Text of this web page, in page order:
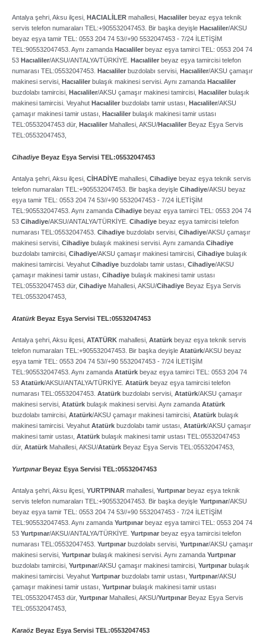
Antalya şehri, Aksu ilçesi, HACIALİLER mahallesi, Hacıaliler beyaz eşya teknik
servis telefon numaraları TEL:+905532047453. Bir başka deyişle Hacıaliler/AKSU
beyaz eşya tamir TEL: 0553 204 74 53//+90 5532047453 ­- 7/24 İLETİŞİM
TEL:905532047453. Aynı zamanda Hacıaliler beyaz eşya tamirci TEL: 0553 204 74
53 Hacıaliler/AKSU/ANTALYA/TÜRKİYE. Hacıaliler beyaz eşya tamircisi telefon
numarası TEL:05532047453. Hacıaliler buzdolabı servisi, Hacıaliler/AKSU çamaşır
makinesi servisi, Hacıaliler bulaşık makinesi servisi. Aynı zamanda Hacıaliler
buzdolabı tamircisi, Hacıaliler/AKSU çamaşır makinesi tamircisi, Hacıaliler bulaşık
makinesi tamircisi. Veyahut Hacıaliler buzdolabı tamir ustası, Hacıaliler/AKSU
çamaşır makinesi tamir ustası, Hacıaliler bulaşık makinesi tamir ustası
TEL:05532047453 dür, Hacıaliler Mahallesi, AKSU/Hacıaliler Beyaz Eşya Servis
TEL:05532047453,
Cihadiye Beyaz Eşya Servisi TEL:05532047453
Antalya şehri, Aksu ilçesi, CİHADİYE mahallesi, Cihadiye beyaz eşya teknik servis
telefon numaraları TEL:+905532047453. Bir başka deyişle Cihadiye/AKSU beyaz
eşya tamir TEL: 0553 204 74 53//+90 5532047453 ­- 7/24 İLETİŞİM
TEL:905532047453. Aynı zamanda Cihadiye beyaz eşya tamirci TEL: 0553 204 74
53 Cihadiye/AKSU/ANTALYA/TÜRKİYE. Cihadiye beyaz eşya tamircisi telefon
numarası TEL:05532047453. Cihadiye buzdolabı servisi, Cihadiye/AKSU çamaşır
makinesi servisi, Cihadiye bulaşık makinesi servisi. Aynı zamanda Cihadiye
buzdolabı tamircisi, Cihadiye/AKSU çamaşır makinesi tamircisi, Cihadiye bulaşık
makinesi tamircisi. Veyahut Cihadiye buzdolabı tamir ustası, Cihadiye/AKSU
çamaşır makinesi tamir ustası, Cihadiye bulaşık makinesi tamir ustası
TEL:05532047453 dür, Cihadiye Mahallesi, AKSU/Cihadiye Beyaz Eşya Servis
TEL:05532047453,
AtatürkBeyaz Eşya Servisi TEL:05532047453
Antalya şehri, Aksu ilçesi, ATATÜRK mahallesi, Atatürk beyaz eşya teknik servis
telefon numaraları TEL:+905532047453. Bir başka deyişle Atatürk/AKSU beyaz
eşya tamir TEL: 0553 204 74 53//+90 5532047453 ­- 7/24 İLETİŞİM
TEL:905532047453. Aynı zamanda Atatürk beyaz eşya tamirci TEL: 0553 204 74
53 Atatürk/AKSU/ANTALYA/TÜRKİYE. Atatürk beyaz eşya tamircisi telefon
numarası TEL:05532047453. Atatürk buzdolabı servisi, Atatürk/AKSU çamaşır
makinesi servisi, Atatürk bulaşık makinesi servisi. Aynı zamanda Atatürk
buzdolabı tamircisi, Atatürk/AKSU çamaşır makinesi tamircisi, Atatürk bulaşık
makinesi tamircisi. Veyahut Atatürk buzdolabı tamir ustası, Atatürk/AKSU çamaşır
makinesi tamir ustası, Atatürk bulaşık makinesi tamir ustası TEL:05532047453
dür, Atatürk Mahallesi, AKSU/Atatürk Beyaz Eşya Servis TEL:05532047453,
YurtpınarBeyaz Eşya Servisi TEL:05532047453
Antalya şehri, Aksu ilçesi, YURTPINAR mahallesi, Yurtpınar beyaz eşya teknik
servis telefon numaraları TEL:+905532047453. Bir başka deyişle Yurtpınar/AKSU
beyaz eşya tamir TEL: 0553 204 74 53//+90 5532047453 ­- 7/24 İLETİŞİM
TEL:905532047453. Aynı zamanda Yurtpınar beyaz eşya tamirci TEL: 0553 204 74
53 Yurtpınar/AKSU/ANTALYA/TÜRKİYE. Yurtpınar beyaz eşya tamircisi telefon
numarası TEL:05532047453. Yurtpınar buzdolabı servisi, Yurtpınar/AKSU çamaşır
makinesi servisi, Yurtpınar bulaşık makinesi servisi. Aynı zamanda Yurtpınar
buzdolabı tamircisi, Yurtpınar/AKSU çamaşır makinesi tamircisi, Yurtpınar bulaşık
makinesi tamircisi. Veyahut Yurtpınar buzdolabı tamir ustası, Yurtpınar/AKSU
çamaşır makinesi tamir ustası, Yurtpınar bulaşık makinesi tamir ustası
TEL:05532047453 dür, Yurtpınar Mahallesi, AKSU/Yurtpınar Beyaz Eşya Servis
TEL:05532047453,
Karaöz Beyaz Eşya Servisi TEL:05532047453